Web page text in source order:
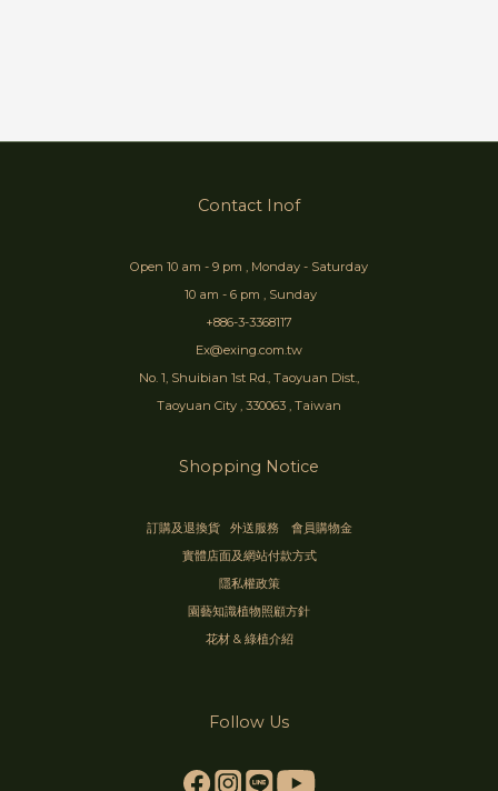
Contact Inof
Open 10 am - 9 pm , Monday - Saturday
10 am - 6 pm , Sunday
+886-3-3368117
Ex@exing.com.tw
No. 1, Shuibian 1st Rd., Taoyuan Dist.,
Taoyuan City , 330063 , Taiwan
Shopping Notice
訂購及退換貨 外送服務
會員購物金
實體店面及網站付款方式
隱私權政策
園藝知識植物照顧方針
花材 & 綠植介紹
Follow Us